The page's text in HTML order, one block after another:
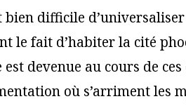
bien difficile
le fait d’habiter la cité
devenue au cours de
où s’arriment les